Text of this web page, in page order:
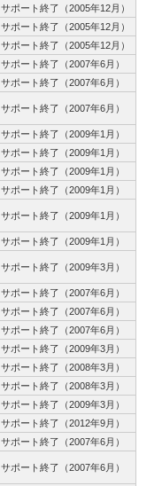
サポート終了（2005年12月）
サポート終了（2005年12月）
サポート終了（2005年12月）
サポート終了（2007年6月）
サポート終了（2007年6月）
サポート終了（2007年6月）
サポート終了（2009年1月）
サポート終了（2009年1月）
サポート終了（2009年1月）
サポート終了（2009年1月）
サポート終了（2009年1月）
サポート終了（2009年1月）
サポート終了（2009年3月）
サポート終了（2007年6月）
サポート終了（2007年6月）
サポート終了（2007年6月）
サポート終了（2009年3月）
サポート終了（2008年3月）
サポート終了（2008年3月）
サポート終了（2009年3月）
サポート終了（2012年9月）
サポート終了（2007年6月）
サポート終了（2007年6月）